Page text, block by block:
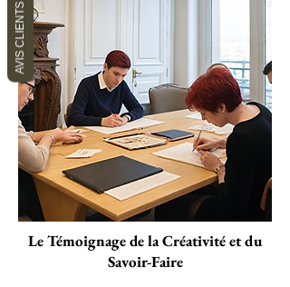
Le Témoignage de la Créativité et du
Savoir-Faire
AVIS CLIENTS